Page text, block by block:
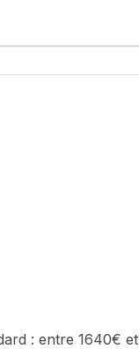
à vis avec un
avec une
-
: entre 1640€ et